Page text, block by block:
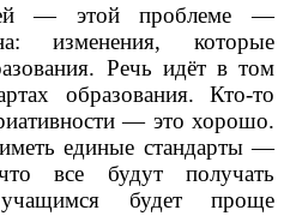
— этой проблеме —
изменения, которые
Речь идёт в том
образования. Кто-то
— это хорошо.
единые стандарты —
все будут получать
будет проще